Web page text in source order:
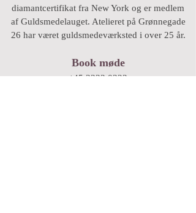
diamantcertifikat fra New York og er medlem
af Guldsmedelauget. Atelieret på Grønnegade
26 har været guldsmedeværksted i over 25 år.
Book møde
+45 3333 0323